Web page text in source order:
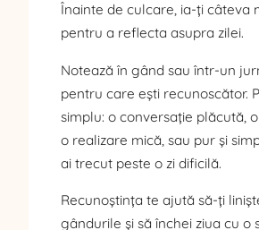
Înainte de culcare, ia-ți câteva
pentru a reflecta asupra zilei.
Notează în gând sau într-un
pentru care ești recunoscător.
simplu: o conversație plăcută,
o realizare mică, sau pur și
ai trecut peste o zi dificilă.
Recunoștința te ajută să-ți
gândurile și să închei ziua cu o